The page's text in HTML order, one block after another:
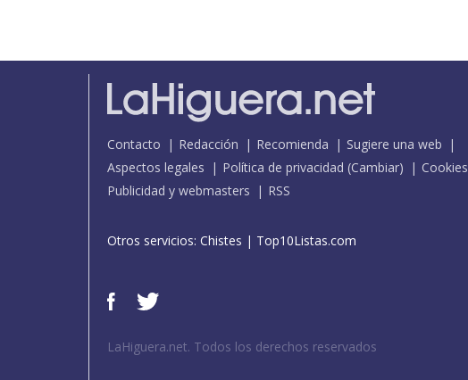
Contacto Redacción Recomienda
Sugiere una web
Aspectos legales
Política de privacidad (Cambiar)
Cookies
Publicidad y webmasters
RSS
Otros servicios: Chistes | Top10Listas.com
LaHiguera.net. Todos los derechos reservados